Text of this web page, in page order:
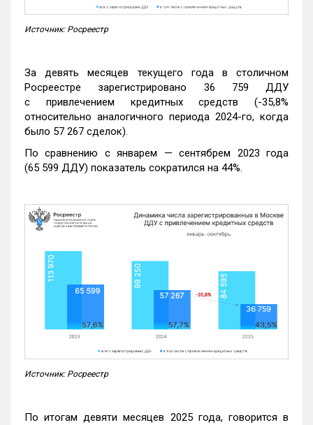
Источник: Росреестр
За девять месяцев текущего года в столичном
Росреестре зарегистрировано 36 759 ДДУ
с привлечением кредитных средств (-35,8%
относительно аналогичного периода 2024-го, когда
было 57 267 сделок).
По сравнению с январем — сентябрем 2023 года
(65 599 ДДУ) показатель сократился на 44%.
Источник: Росреестр
По итогам девяти месяцев 2025 года, говорится в